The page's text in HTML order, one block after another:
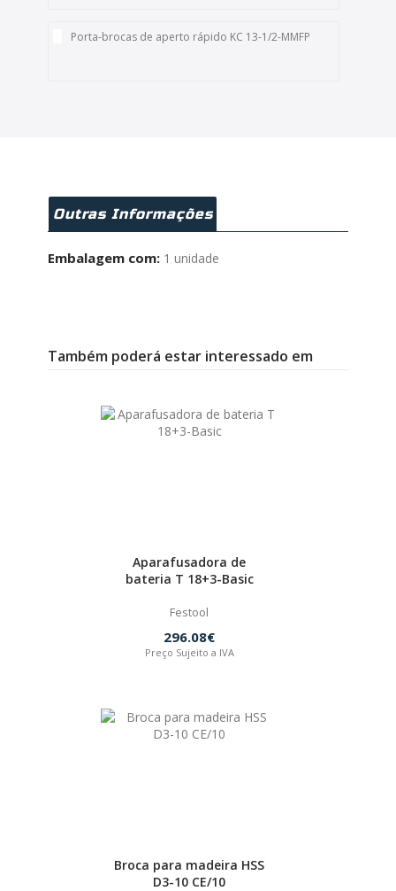
Porta-brocas de aperto rápido KC 13-1/2-MMFP
Outras Informações
Embalagem com: 1 unidade
Também poderá estar interessado em
Aparafusadora de
bateria T 18+3-Basic
Festool
296.08€
Preço Sujeito a IVA
Broca para madeira HSS
D3-10 CE/10